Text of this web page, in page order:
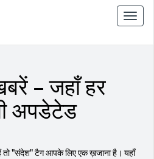
टॉगल
से
– जहाँ हर
अपडेटेड
तो "संदेश" टैग आपके लिए एक ख़जाना है। यहाँ